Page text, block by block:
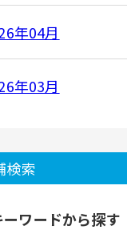
年04月
年03月
検索
ーワードから探す